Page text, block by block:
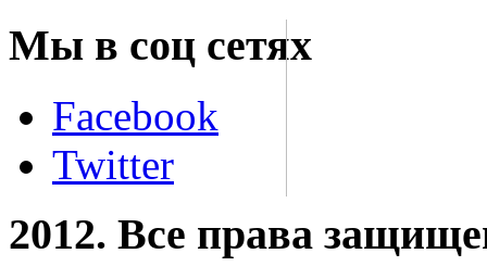
Мы в соц сетях
Facebook
Twitter
2012. Все права